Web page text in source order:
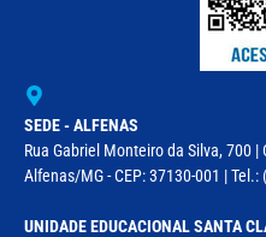
SEDE - ALFENAS
Rua Gabriel Monteiro da Silva, 700 |
Alfenas/MG - CEP: 37130-001 | Tel.:
UNIDADE EDUCACIONAL SANTA